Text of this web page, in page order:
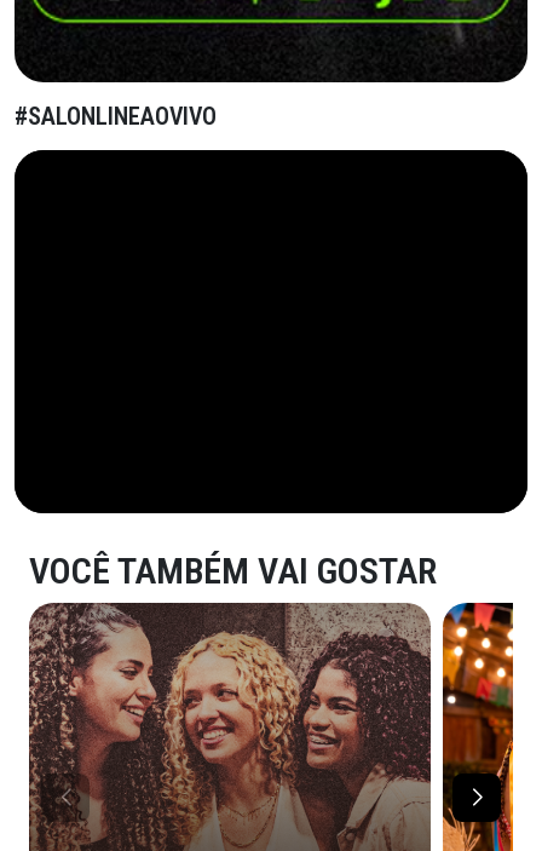
#SALONLINEAOVIVO
VOCÊ TAMBÉM VAI GOSTAR